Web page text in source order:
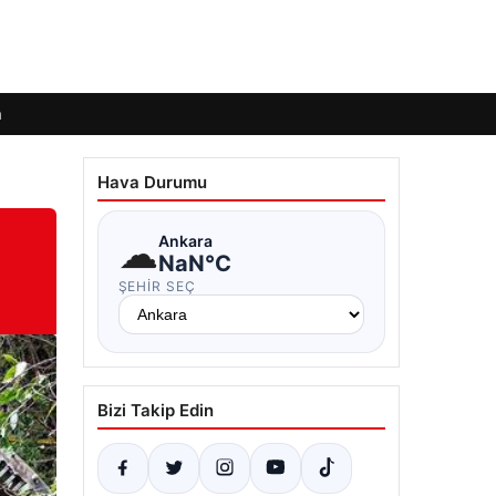
Hava Durumu
☁Ankara
NaN°C
ŞEHIR SEÇ
Bizi Takip Edin